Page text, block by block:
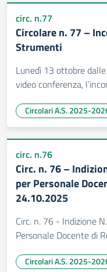
circ. n.77
Circolare n. 77 –
Strumenti
Lunedì 13 ottobre
video conferenza,
Circolari A.S. 2025-
circ. n.76
Circ. n. 76 –
per Personale
24.10.2025
Circ. n. 76 - Indizione
Personale Docente di
Circolari A.S. 2025-